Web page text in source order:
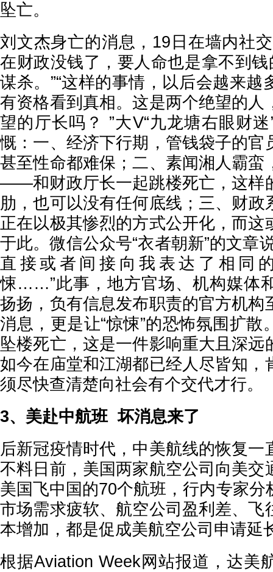
坠亡。
刘文杰身亡的消息，19日在墙内社
在财政没钱了，要人命也是拿不到钱
谋杀。”“这样的事情，以后会越来越
有资格看到真相。这是两个绝望的人
望的厅长吗？ ”大V“九龙塘右眼财
慨：一、经济下行期，管钱袋子的官
甚至性命都难保；二、素闻湘人霸蛮
——和财政厅长一起跳楼死亡，这样
肋，也可以没有任何底线；三、财政
正在以极其惨烈的方式公开化，而这
于此。微信公众号“衣者朝新”的文章
直接或者间接向我表达了相同
悚……”此事，地方官场、机构媒体
扬扬，负有信息发布职责的官方机构
消息，更是让“惊悚”的恐怖氛围扩散
坠楼死亡，这是一件影响重大且深远
如今在庙堂和江湖都已经人尽皆知，
须尽快查清楚向社会有个交代才行。
3、美赴中航班 坏消息来了
后新冠疫情时代，中美航线的恢复一
不料日前，美国两家航空公司向美交
美国飞中国的70个航班，行内专家分
市场需求疲软、航空公司盈利差、飞
本增加，都是促成美航空公司申请延
根据Aviation Week网站报道，达美